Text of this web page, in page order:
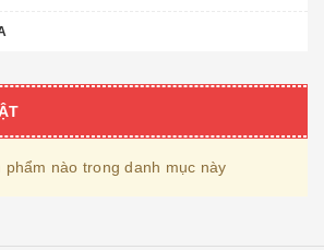
phẩm nào trong danh mục này